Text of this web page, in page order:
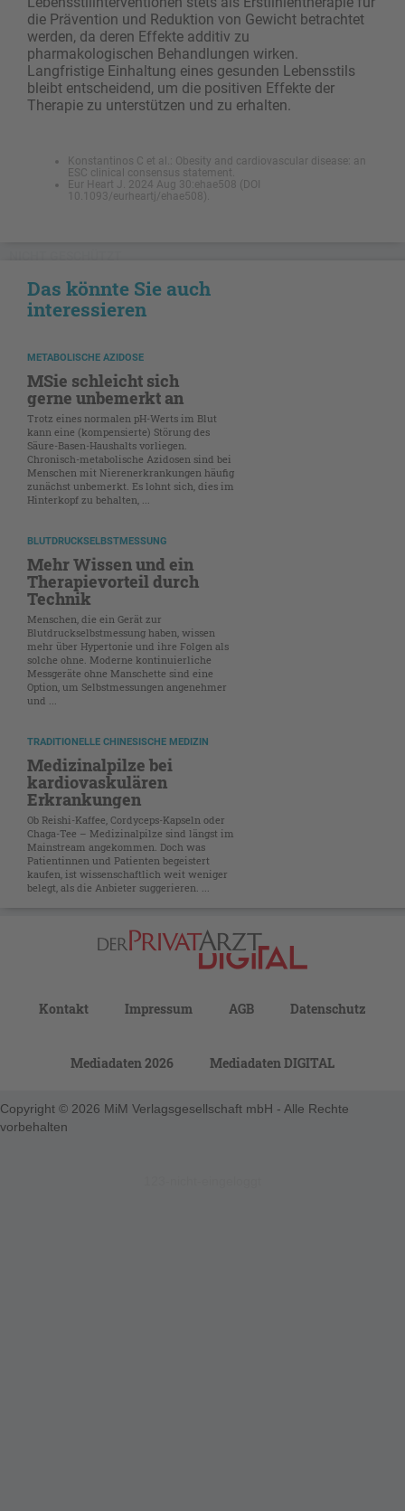
die Prävention und Reduktion von Gewicht betrachtet
werden, da deren Effekte additiv zu
pharmakologischen Behandlungen wirken.
Langfristige Einhaltung eines gesunden Lebensstils
bleibt entscheidend, um die positiven Effekte der
Therapie zu unterstützen und zu erhalten.
Konstantinos C et al.: Obesity and cardiovascular disease: an
ESC clinical consensus statement.
Eur Heart J. 2024 Aug 30:ehae508 (DOI
10.1093/eurheartj/ehae508).
Das könnte Sie auch
interessieren
METABOLISCHE AZIDOSE
MSie schleicht sich
gerne unbemerkt an
Trotz eines normalen pH-Werts im Blut
kann eine (kompensierte) Störung des
Säure-Basen-Haushalts vorliegen.
Chronisch-metabolische Azidosen sind bei
Menschen mit Nierenerkrankungen häufig
zunächst unbemerkt. Es lohnt sich, dies im
Hinterkopf zu behalten, ...
BLUTDRUCKSELBSTMESSUNG
Mehr Wissen und ein
Therapievorteil durch
Technik
Menschen, die ein Gerät zur
Blutdruckselbstmessung haben, wissen
mehr über Hypertonie und ihre Folgen als
solche ohne. Moderne kontinuierliche
Messgeräte ohne Manschette sind eine
Option, um Selbstmessungen angenehmer
und ...
TRADITIONELLE CHINESISCHE MEDIZIN
Medizinalpilze bei
kardiovaskulären
Erkrankungen
Ob Reishi-Kaffee, Cordyceps-Kapseln oder
Chaga-Tee – Medizinalpilze sind längst im
Mainstream angekommen. Doch was
Patientinnen und Patienten begeistert
kaufen, ist wissenschaftlich weit weniger
belegt, als die Anbieter suggerieren. ...
Kontakt Impressum AGB Datenschutz
Mediadaten 2026 Mediadaten DIGITAL
Copyright © 2026 MiM Verlagsgesellschaft mbH - Alle Rechte
vorbehalten